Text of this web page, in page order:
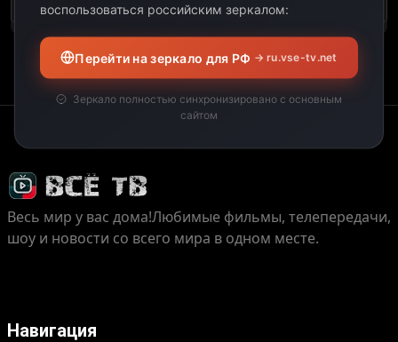
Весь мир у вас дома!Любимые фильмы, телепередачи,
шоу и новости со всего мира в одном месте.
Навигация
воспользоваться российским зеркалом:
Перейти на зеркало для РФ → ru.vse-tv.net
Зеркало полностью синхронизировано с основным
сайтом